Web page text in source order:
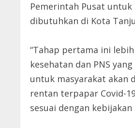
Pemerintah Pusat
dibutuhkan di Kota
“Tahap pertama ini
kesehatan dan PNS
untuk masyarakat akan
rentan terpapar Covid-
sesuai dengan